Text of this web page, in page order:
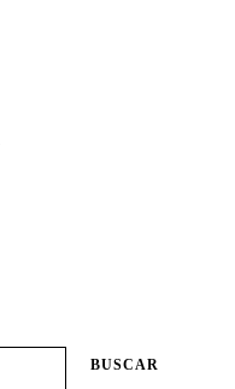
BUSCAR